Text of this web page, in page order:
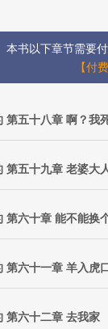
本书以下章节需要
【付
第五十八章 啊？我
第五十九章 老婆大
第六十章 能不能换
第六十一章 羊入虎
第六十二章 去我家